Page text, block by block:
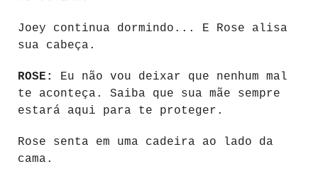
Joey continua dormindo... E Rose alisa
sua cabeça.
ROSE:
Eu não vou deixar que nenhum mal
te aconteça. Saiba que sua mãe sempre
estará aqui para te proteger.
Rose senta em uma cadeira ao lado da
cama.